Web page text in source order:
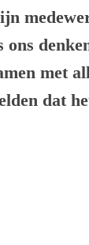
ons
met
dat